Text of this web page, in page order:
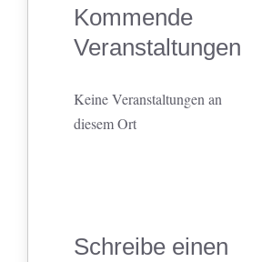
Kommende
Veranstaltungen
Keine Veranstaltungen an
diesem Ort
Schreibe einen